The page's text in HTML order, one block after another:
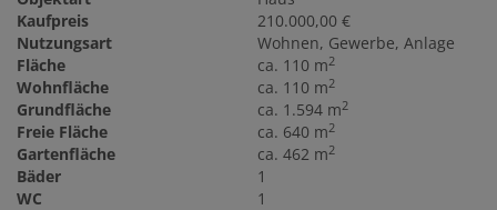
Kaufpreis
210.000,00 €
Nutzungsart
Wohnen Gewerbe Anlage
Fläche
ca. 110 m2
Wohnfläche ca. 110 m2
Grundfläche ca. 1.594 m2
Freie Fläche ca. 640 m2
Gartenfläche ca. 462 m2
Bäder
1
WC
1